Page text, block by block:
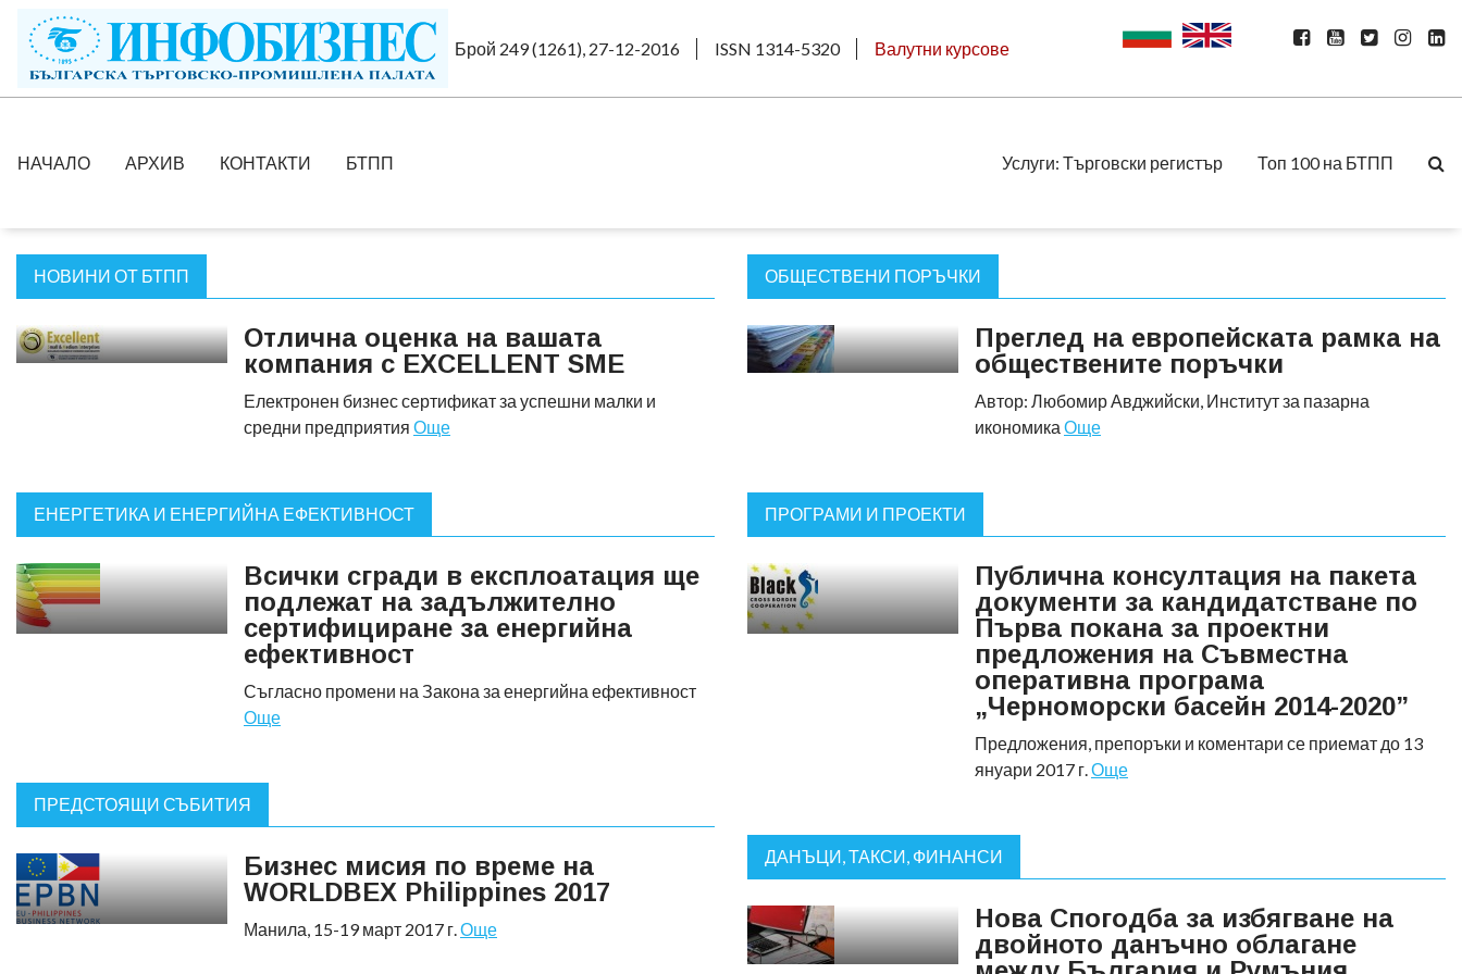
Брой 249 (1261), 27-12-2016 ISSN 1314-5320 Валутни курсове
НАЧАЛО АРХИВ КОНТАКТИ БТПП Услуги: Търговски регистър Топ 100 на БТПП
НОВИНИ ОТ БТПП
Отлична оценка на вашата
компания с EXCELLENT SME
Електронен бизнес сертификат за успешни малки и
средни предприятия Още
ЕНЕРГЕТИКА И ЕНЕРГИЙНА ЕФЕКТИВНОСТ
Всички сгради в експлоатация ще
подлежат на задължително
сертифициране за енергийна
ефективност
Съгласно промени на Закона за енергийна ефективност
Още
ПРЕДСТОЯЩИ СЪБИТИЯ
Бизнес мисия по време на
WORLDBEX Philippines 2017
Манила, 15-19 март 2017 г.Още
ОБЩЕСТВЕНИ ПОРЪЧКИ
Преглед на европейската рамка на
обществените поръчки
Автор: Любомир Авджийски, Институт за пазарна
икономика Още
ПРОГРАМИ И ПРОЕКТИ
Публична консултация на пакета
документи за кандидатстване по
Първа покана за проектни
предложения на Съвместна
оперативна програма
„Черноморски басейн 2014-2020”
Предложения, препоръки и коментари се приемат до 13
януари 2017 г.Още
ДАНЪЦИ, ТАКСИ, ФИНАНСИ
Нова Спогодба за избягване на
двойното данъчно облагане